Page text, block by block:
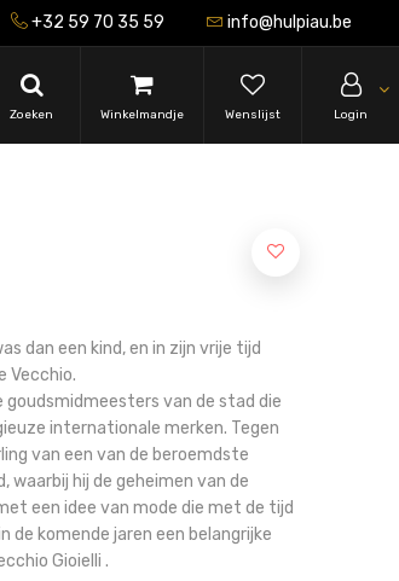
+32 59 70 35 59 info@hulpiau.be
Zoeken Winkelmandje Wenslijst Login
dan een kind, en in zijn vrije tijd
Vecchio.
goudsmidmeesters van de stad die
internationale merken. Tegen
van een van de beroemdste
waarbij hij de geheimen van de
een idee van mode die met de tijd
komende jaren een belangrijke
Gioielli .